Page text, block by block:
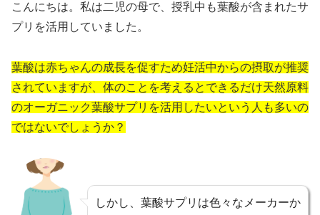
こんにちは。私は二児の母で、授乳中も葉酸が含まれたサ
プリを活用していました。
葉酸は赤ちゃんの成長を促すため妊活中からの摂取が推奨
されていますが、体のことを考えるとできるだけ天然原料
のオーガニック葉酸サプリを活用したいという人も多いの
ではないでしょうか？
しかし、葉酸サプリは色々なメーカーか